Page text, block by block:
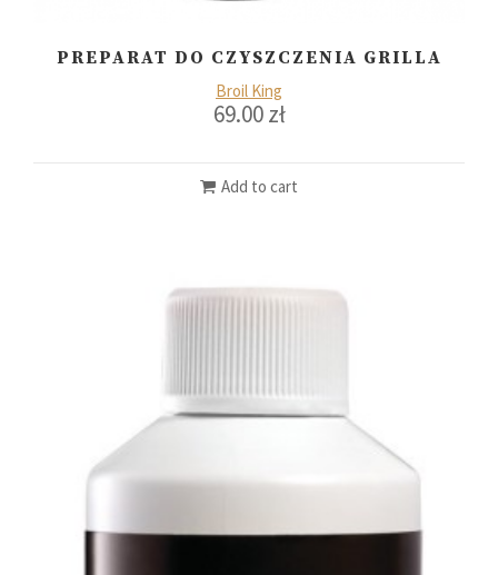
PREPARAT DO CZYSZCZENIA GRILLA
Broil King
69.00zł
Add to cart